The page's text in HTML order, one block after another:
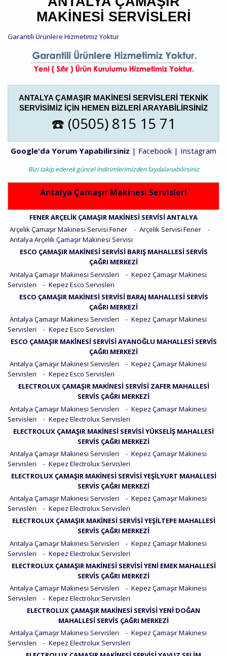
MAKINESI SERVISLERI
Garantili Ürünlere Hizmetimiz Yoktur
ANTALYA ÇAMAŞIR MAKINESI SERVISLERI TEKNIK
SERVISIMIZ IÇIN HEMEN BIZLERI ARAYABILIRSINIZ
☎️ (0505) 815 15 71
Google'da Yorum Yapabilirsiniz | Facebook | Instagram
Bizi takip ederek güncel indirimlerimizden faydalanabilirsiniz
Antalya Çamaşır Makinesi Servisleri
FENER ARÇELIK ÇAMAŞIR MAKINESI SERVISI ANTALYA
Arçelik Çamaşır Makinesi Servisi Fener
- Arçelik Servisi Fener
-
Antalya Arçelik Çamaşır Makinesi Servisi
ESCO ÇAMAŞIR MAKINESI SERVISI BARIŞ MAHALLESI SERVIS
ÇAĞRI MERKEZI
Antalya Çamaşır Makinesi Servisleri
- Kepez Çamaşır Makinesi
Servisleri
- Kepez Esco Servisleri
ESCO ÇAMAŞIR MAKINESI SERVISI BARAJ MAHALLESI SERVIS
ÇAĞRI MERKEZI
Antalya Çamaşır Makinesi Servisleri
- Kepez Çamaşır Makinesi
Servisleri
- Kepez Esco Servisleri
ESCO ÇAMAŞIR MAKINESI SERVISI AYANOĞLU MAHALLESI SERVIS
ÇAĞRI MERKEZI
Antalya Çamaşır Makinesi Servisleri
- Kepez Çamaşır Makinesi
Servisleri
- Kepez Esco Servisleri
ELECTROLUX ÇAMAŞIR MAKINESI SERVISI ZAFER MAHALLESI
SERVIS ÇAĞRI MERKEZI
Antalya Çamaşır Makinesi Servisleri
- Kepez Çamaşır Makinesi
Servisleri
- Kepez Electrolux Servisleri
ELECTROLUX ÇAMAŞIR MAKINESI SERVISI YÜKSELIŞ MAHALLESI
SERVIS ÇAĞRI MERKEZI
Antalya Çamaşır Makinesi Servisleri
- Kepez Çamaşır Makinesi
Servisleri
- Kepez Electrolux Servisleri
ELECTROLUX ÇAMAŞIR MAKINESI SERVISI YEŞILYURT MAHALLESI
SERVIS ÇAĞRI MERKEZI
Antalya Çamaşır Makinesi Servisleri
- Kepez Çamaşır Makinesi
Servisleri
- Kepez Electrolux Servisleri
ELECTROLUX ÇAMAŞIR MAKINESI SERVISI YEŞILTEPE MAHALLESI
SERVIS ÇAĞRI MERKEZI
Antalya Çamaşır Makinesi Servisleri
- Kepez Çamaşır Makinesi
Servisleri
- Kepez Electrolux Servisleri
ELECTROLUX ÇAMAŞIR MAKINESI SERVISI YENI EMEK MAHALLESI
SERVIS ÇAĞRI MERKEZI
Antalya Çamaşır Makinesi Servisleri
- Kepez Çamaşır Makinesi
Servisleri
- Kepez Electrolux Servisleri
ELECTROLUX ÇAMAŞIR MAKINESI SERVISI YENI DOĞAN
MAHALLESI SERVIS ÇAĞRI MERKEZI
Antalya Çamaşır Makinesi Servisleri
- Kepez Çamaşır Makinesi
Servisleri
- Kepez Electrolux Servisleri